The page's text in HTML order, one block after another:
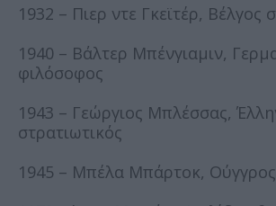
1932 – Πιερ ντε Γκεϊτέρ, Βέλγος
1940 – Βάλτερ Μπένγιαμιν,
φιλόσοφος
1943 – Γεώργιος Μπλέσσας,
στρατιωτικός
1945 – Μπέλα Μπάρτοκ,